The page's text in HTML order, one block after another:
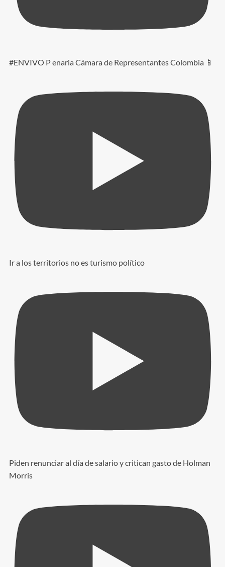
#ENVIVO P enaria Cámara de Representantes Colombia 📱
Ir a los territorios no es turismo político
Piden renunciar al día de salario y critican gasto de Holman
Morris